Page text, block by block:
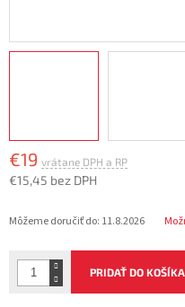
€19
€15,45 bez DPH
cena:
Môžeme doručiť do: 11.8.2026
PRIDAŤ DO KOŠÍKA